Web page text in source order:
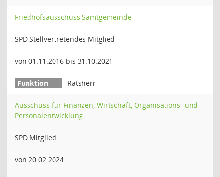
Friedhofsausschuss Samtgemeinde
SPD Stellvertretendes Mitglied
von 01.11.2016 bis 31.10.2021
Ratsherr
Ausschuss für Finanzen, Wirtschaft, Organisations- und
Personalentwicklung
SPD Mitglied
von 20.02.2024